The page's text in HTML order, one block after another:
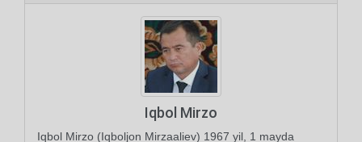
Iqbol Mirzo
Iqbol Mirzo (Iqboljon Mirzaaliev) 1967 yil, 1 mayda